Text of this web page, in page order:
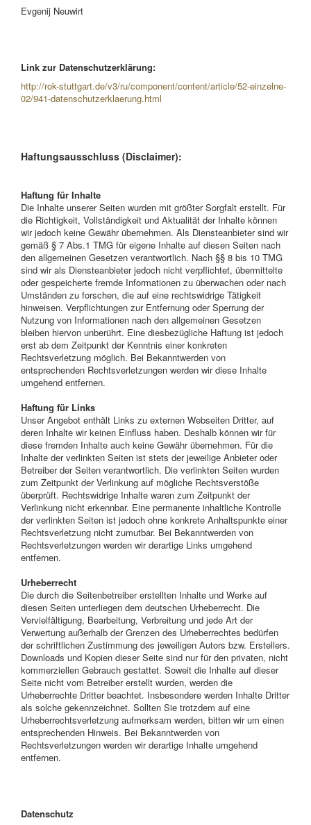
Evgenij Neuwirt
Link zur Datenschutzerklärung:
http://rok-stuttgart.de/v3/ru/component/content/article/52-einzelne-
02/941-datenschutzerklaerung.html
Haftungsausschluss (Disclaimer):
Haftung für Inhalte
Die Inhalte unserer Seiten wurden mit größter Sorgfalt erstellt. Für
die Richtigkeit, Vollständigkeit und Aktualität der Inhalte können
wir jedoch keine Gewähr übernehmen. Als Diensteanbieter sind wir
gemäß § 7 Abs.1 TMG für eigene Inhalte auf diesen Seiten nach
den allgemeinen Gesetzen verantwortlich. Nach §§ 8 bis 10 TMG
sind wir als Diensteanbieter jedoch nicht verpflichtet, übermittelte
oder gespeicherte fremde Informationen zu überwachen oder nach
Umständen zu forschen, die auf eine rechtswidrige Tätigkeit
hinweisen. Verpflichtungen zur Entfernung oder Sperrung der
Nutzung von Informationen nach den allgemeinen Gesetzen
bleiben hiervon unberührt. Eine diesbezügliche Haftung ist jedoch
erst ab dem Zeitpunkt der Kenntnis einer konkreten
Rechtsverletzung möglich. Bei Bekanntwerden von
entsprechenden Rechtsverletzungen werden wir diese Inhalte
umgehend entfernen.
Haftung für Links
Unser Angebot enthält Links zu externen Webseiten Dritter, auf
deren Inhalte wir keinen Einfluss haben. Deshalb können wir für
diese fremden Inhalte auch keine Gewähr übernehmen. Für die
Inhalte der verlinkten Seiten ist stets der jeweilige Anbieter oder
Betreiber der Seiten verantwortlich. Die verlinkten Seiten wurden
zum Zeitpunkt der Verlinkung auf mögliche Rechtsverstöße
überprüft. Rechtswidrige Inhalte waren zum Zeitpunkt der
Verlinkung nicht erkennbar. Eine permanente inhaltliche Kontrolle
der verlinkten Seiten ist jedoch ohne konkrete Anhaltspunkte einer
Rechtsverletzung nicht zumutbar. Bei Bekanntwerden von
Rechtsverletzungen werden wir derartige Links umgehend
entfernen.
Urheberrecht
Die durch die Seitenbetreiber erstellten Inhalte und Werke auf
diesen Seiten unterliegen dem deutschen Urheberrecht. Die
Vervielfältigung, Bearbeitung, Verbreitung und jede Art der
Verwertung außerhalb der Grenzen des Urheberrechtes bedürfen
der schriftlichen Zustimmung des jeweiligen Autors bzw. Erstellers.
Downloads und Kopien dieser Seite sind nur für den privaten, nicht
kommerziellen Gebrauch gestattet. Soweit die Inhalte auf dieser
Seite nicht vom Betreiber erstellt wurden, werden die
Urheberrechte Dritter beachtet. Insbesondere werden Inhalte Dritter
als solche gekennzeichnet. Sollten Sie trotzdem auf eine
Urheberrechtsverletzung aufmerksam werden, bitten wir um einen
entsprechenden Hinweis. Bei Bekanntwerden von
Rechtsverletzungen werden wir derartige Inhalte umgehend
entfernen.
Datenschutz